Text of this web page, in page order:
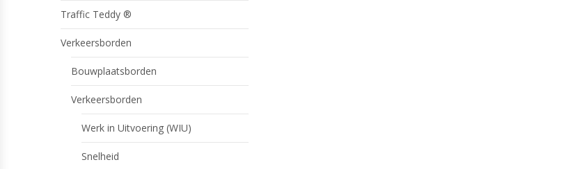
Traffic Teddy ®
Verkeersborden
Bouwplaatsborden
Verkeersborden
Werk in Uitvoering (WIU)
Snelheid